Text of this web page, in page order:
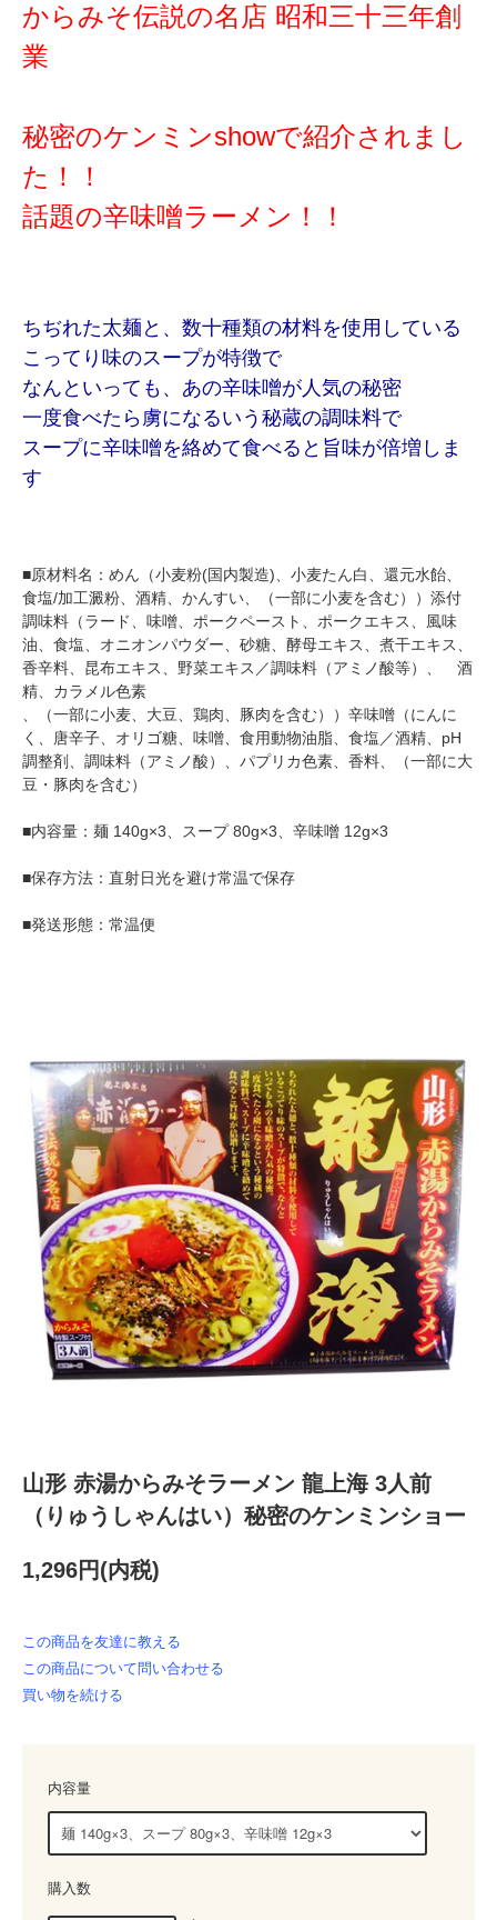
からみそ伝説の名店 昭和三十三年創
業
秘密のケンミンshowで紹介されまし
た！！
話題の辛味噌ラーメン！！
ちぢれた太麺と、数十種類の材料を使用している
こってり味のスープが特徴で
なんといっても、あの辛味噌が人気の秘密
一度食べたら虜になるいう秘蔵の調味料で
スープに辛味噌を絡めて食べると旨味が倍増しま
す
■原材料名：めん（小麦粉(国内製造)、小麦たん白、還元水飴、
食塩/加工澱粉、酒精、かんすい、（一部に小麦を含む））添付
調味料（ラード、味噌、ポークペースト、ポークエキス、風味
油、食塩、オニオンパウダー、砂糖、酵母エキス、煮干エキス、
香辛料、昆布エキス、野菜エキス／調味料（アミノ酸等）、 酒
精、カラメル色素
、（一部に小麦、大豆、鶏肉、豚肉を含む））辛味噌（にんに
く、唐辛子、オリゴ糖、味噌、食用動物油脂、食塩／酒精、pH
調整剤、調味料（アミノ酸）、パプリカ色素、香料、（一部に大
豆・豚肉を含む）
■内容量：麺 140g×3、スープ 80g×3、辛味噌 12g×3
■保存方法：直射日光を避け常温で保存
■発送形態：常温便
山形 赤湯からみそラーメン 龍上海 3人前
（りゅうしゃんはい）秘密のケンミンショー
1,296円(内税)
この商品を友達に教える
この商品について問い合わせる
買い物を続ける
内容量
購入数